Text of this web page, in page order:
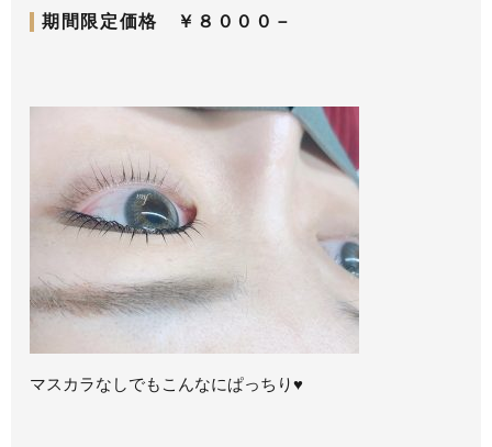
期間限定価格 ￥８０００－
マスカラなしでもこんなにぱっちり♥